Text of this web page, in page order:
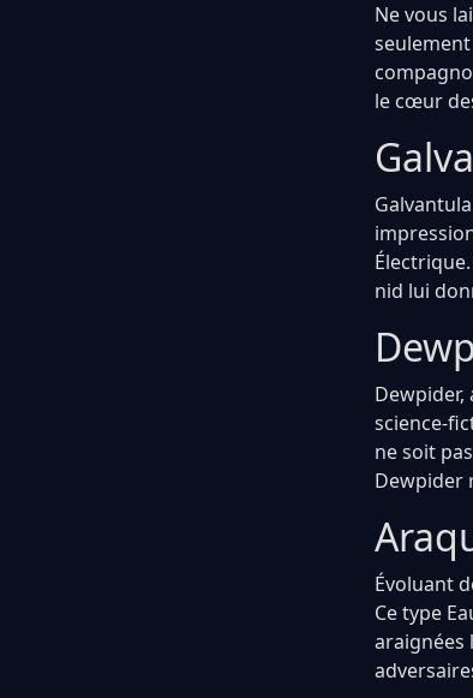
Ne vous
le cœur
nid lui
Dewpider,
science-
ne soit
Dewpider
Évoluant
Ce type
araignées